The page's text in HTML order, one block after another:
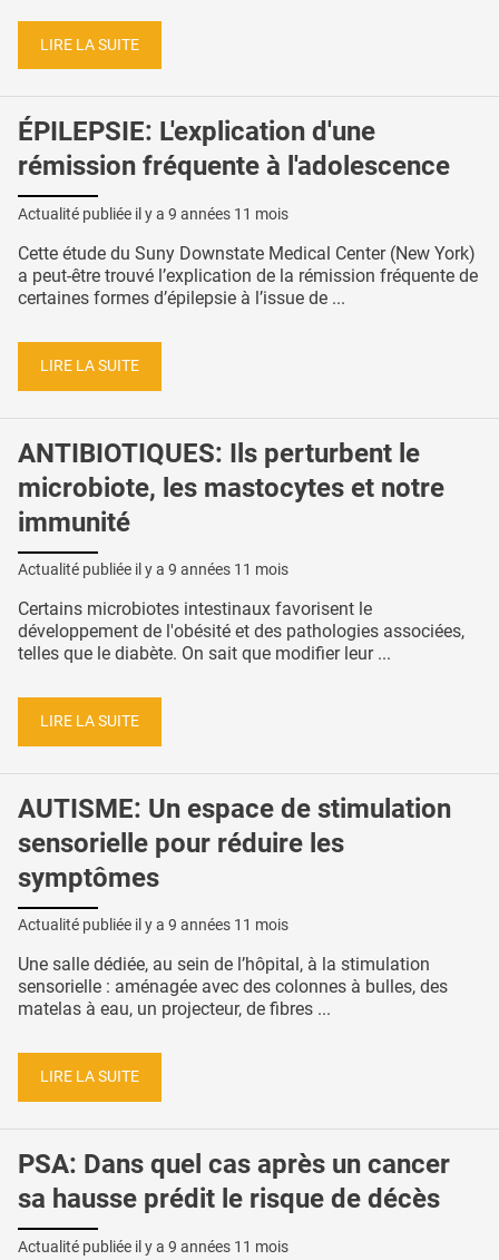
LIRE LA SUITE
ÉPILEPSIE: L'explication d'une
rémission fréquente à l'adolescence
Actualité publiée il y a 9 années 11 mois
Cette étude du Suny Downstate Medical Center (New York)
a peut-être trouvé l’explication de la rémission fréquente de
certaines formes d’épilepsie à l’issue de ...
LIRE LA SUITE
ANTIBIOTIQUES: Ils perturbent le
microbiote, les mastocytes et notre
immunité
Actualité publiée il y a 9 années 11 mois
Certains microbiotes intestinaux favorisent le
développement de l'obésité et des pathologies associées,
telles que le diabète. On sait que modifier leur ...
LIRE LA SUITE
AUTISME: Un espace de stimulation
sensorielle pour réduire les
symptômes
Actualité publiée il y a 9 années 11 mois
Une salle dédiée, au sein de l’hôpital, à la stimulation
sensorielle : aménagée avec des colonnes à bulles, des
matelas à eau, un projecteur, de fibres ...
LIRE LA SUITE
PSA: Dans quel cas après un cancer
sa hausse prédit le risque de décès
Actualité publiée il y a 9 années 11 mois